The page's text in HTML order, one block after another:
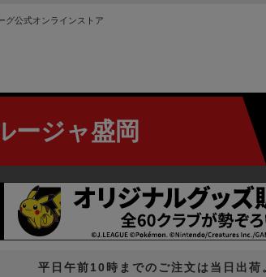
グ公式オンラインストア
ージャ盛岡
平日午前10時までのご注文は当日出荷